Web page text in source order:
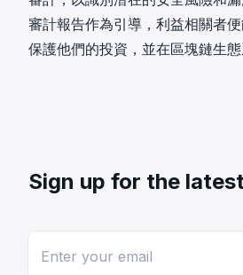
審計報告作為引導，利益相關者便
保護他們的投資，並在區塊鏈生態
Sign up for the